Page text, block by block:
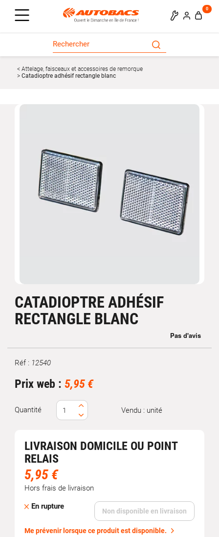
0
Attelage, faisceaux et accessoires de remorque
Catadioptre adhésif rectangle blanc
CATADIOPTRE ADHÉSIF
RECTANGLE BLANC
Marque
Réf : 12540
Prix web : 5,95 €
Quantité Vendu : unité
LIVRAISON DOMICILE OU POINT
RELAIS
5,95 €
Hors frais de livraison
En rupture
Non disponible en livraison
Me prévenir lorsque ce produit est disponible.